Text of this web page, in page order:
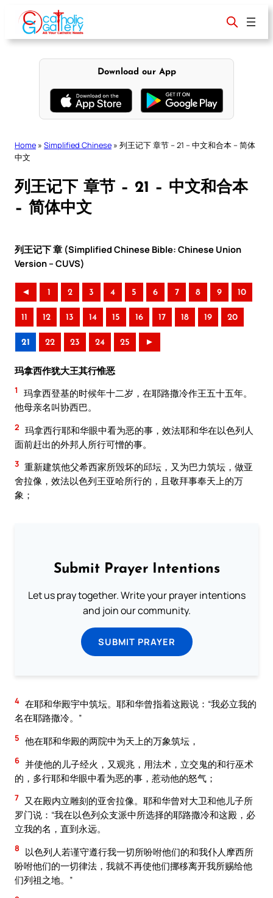
content
Download our App
Home » Simplified Chinese » 列王记下 章节 – 21 – 中文和合本 – 简体
中文
列王记下 章节 – 21 – 中文和合本
– 简体中文
列王记下 章 (Simplified Chinese Bible: Chinese Union
Version – CUVS)
◄ 1 2 3 4 5 6 7 8 9 10
11 12 13 14 15 16 17 18 19 20
21 22 23 24 25 ►
玛拿西作犹大王其行惟恶
1
玛拿西登基的时候年十二岁，在耶路撒冷作王五十五年。
他母亲名叫协西巴。
2 玛拿西行耶和华眼中看为恶的事，效法耶和华在以色列人
面前赶出的外邦人所行可憎的事。
3 重新建筑他父希西家所毁坏的邱坛，又为巴力筑坛，做亚
舍拉像，效法以色列王亚哈所行的，且敬拜事奉天上的万
象；
Submit Prayer Intentions
Let us pray together. Write your prayer intentions
and join our community.
SUBMIT PRAYER
4 在耶和华殿宇中筑坛。耶和华曾指着这殿说：“我必立我的
名在耶路撒冷。”
5 他在耶和华殿的两院中为天上的万象筑坛，
6 并使他的儿子经火，又观兆，用法术，立交鬼的和行巫术
的，多行耶和华眼中看为恶的事，惹动他的怒气；
7
又在殿内立雕刻的亚舍拉像。耶和华曾对大卫和他儿子所
罗门说：“我在以色列众支派中所选择的耶路撒冷和这殿，必
立我的名，直到永远。
8
以色列人若谨守遵行我一切所吩咐他们的和我仆人摩西所
吩咐他们的一切律法，我就不再使他们挪移离开我所赐给他
们列祖之地。”